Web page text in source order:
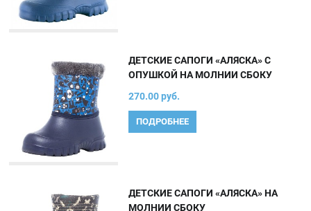
ДЕТСКИЕ САПОГИ «АЛЯСКА» С
ОПУШКОЙ НА МОЛНИИ СБОКУ
270.00 руб.
ПОДРОБНЕЕ
ДЕТСКИЕ САПОГИ «АЛЯСКА» НА
МОЛНИИ СБОКУ